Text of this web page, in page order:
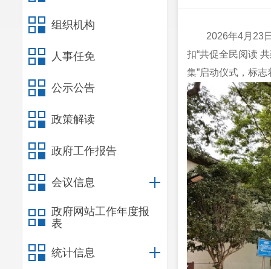
组织机构
人事任免
公示公告
政策解读
政府工作报告
会议信息
政府网站工作年度报
表
统计信息
2026年4月23
扣“共促全民阅读
集”启动仪式，标